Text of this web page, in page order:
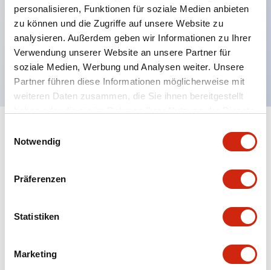
personalisieren, Funktionen für soziale Medien anbieten
zu können und die Zugriffe auf unsere Website zu
analysieren. Außerdem geben wir Informationen zu Ihrer
Verwendung unserer Website an unsere Partner für
soziale Medien, Werbung und Analysen weiter. Unsere
Partner führen diese Informationen möglicherweise mit
weiteren Daten zusammen, die Sie ihnen bereitgestellt
Notwendig
Präferenzen
Statistiken
Marketing
Rückwärtsterminal-System, flache Anschlussfläche
einheitlich bei allen Serien mit einem Gehäuselänge
von 22 mm.
UL- und CSA-zertifiziert
Spezifikationen Alle erweitern+
Mounting and Installation Specifications